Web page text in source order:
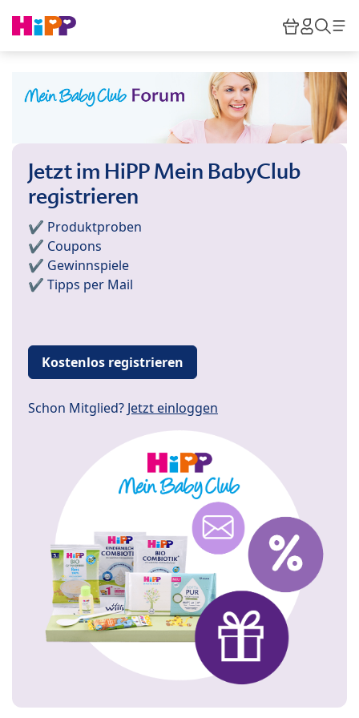
HiPP
Jetzt im HiPP Mein BabyClub
registrieren
✔️ Produktproben
✔️ Coupons
✔️ Gewinnspiele
✔️ Tipps per Mail
Kostenlos registrieren
Schon Mitglied? Jetzt einloggen